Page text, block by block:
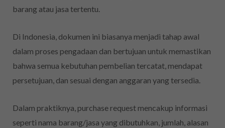
barang atau jasa tertentu.
Di Indonesia, dokumen ini biasanya menjadi tahap awal
dalam proses pengadaan dan bertujuan untuk memastikan
bahwa semua kebutuhan pembelian tercatat, mendapat
persetujuan, dan sesuai dengan anggaran yang tersedia.
Dalam praktiknya, purchase request mencakup informasi
seperti nama barang/jasa yang dibutuhkan, jumlah, alasan